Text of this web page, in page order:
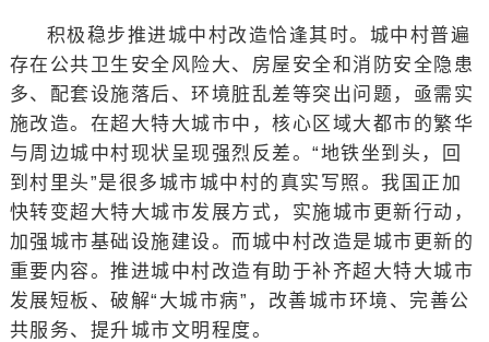
积极稳步推进城中村改造恰逢其时。城中村普遍
存在公共卫生安全风险大、房屋安全和消防安全隐患
多、配套设施落后、环境脏乱差等突出问题，亟需实
施改造。在超大特大城市中，核心区域大都市的繁华
与周边城中村现状呈现强烈反差。“地铁坐到头，回
到村里头”是很多城市城中村的真实写照。我国正加
快转变超大特大城市发展方式，实施城市更新行动，
加强城市基础设施建设。而城中村改造是城市更新的
重要内容。推进城中村改造有助于补齐超大特大城市
发展短板、破解“大城市病”，改善城市环境、完善公
共服务、提升城市文明程度。